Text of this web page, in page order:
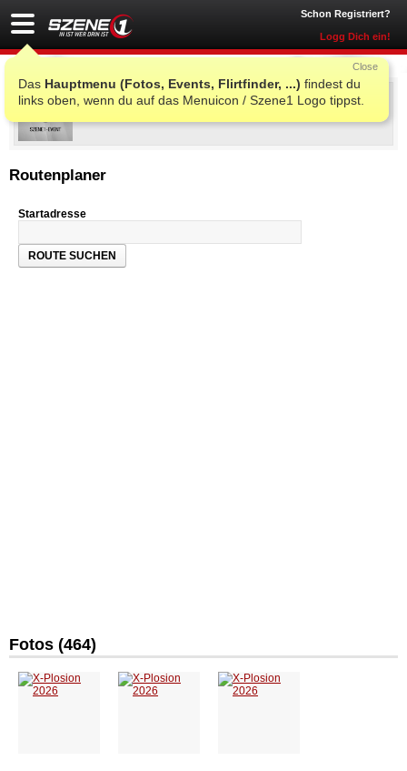
Schon Registriert?
Logg Dich ein!
Das Hauptmenu (Fotos, Events, Flirtfinder, ...) findest du
links oben, wenn du auf das Menuicon / Szene1 Logo tippst.
Close
X-Plosion 2026
Routenplaner
Startadresse
ROUTE SUCHEN
Fotos (464)